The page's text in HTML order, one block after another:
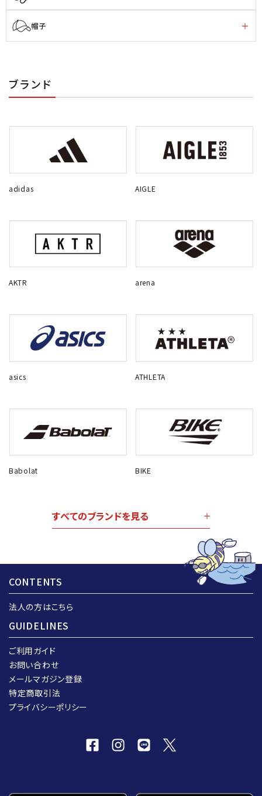
帽子
ブランド
adidas AIGLE
AKTR arena
asics ATHLETA
Babolat BIKE
すべてのブランドを見る
CONTENTS
法人の方はこちら
GUIDELINES
ご利用ガイド
お問い合わせ
メールマガジン登録
特定商取引法
プライバシーポリシー